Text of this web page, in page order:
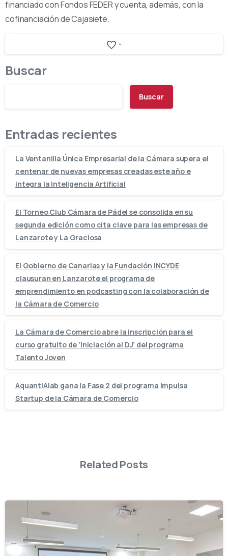
financiado con Fondos FEDER y cuenta, además, con la
cofinanciación de Cajasiete.
-
Buscar
Buscar
Entradas recientes
La Ventanilla Única Empresarial de la Cámara supera el
centenar de nuevas empresas creadas este año e
integra la Inteligencia Artificial
El Torneo Club Cámara de Pádel se consolida en su
segunda edición como cita clave para las empresas de
Lanzarote y La Graciosa
El Gobierno de Canarias y la Fundación INCYDE
clausuran en Lanzarote el programa de
emprendimiento en podcasting con la colaboración de
la Cámara de Comercio
La Cámara de Comercio abre la inscripción para el
curso gratuito de ‘Iniciación al DJ’ del programa
Talento Joven
AquantIAlab gana la Fase 2 del programa Impulsa
Startup de la Cámara de Comercio
Related Posts